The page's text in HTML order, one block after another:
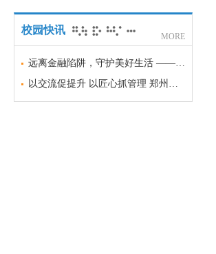
校园快讯
MORE
远离金融陷阱，守护美好生活 —— 郑州市盲聋哑学校金融安全科普宣传
以交流促提升 以匠心抓管理 郑州市盲聋哑学校召开班主任经验交流会